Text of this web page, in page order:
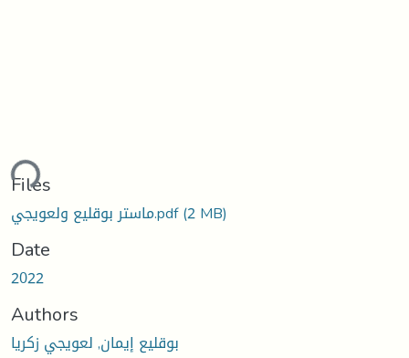
Files
ماستر بوقليع ولعويجي.pdf(2 MB)
Date
2022
Authors
بوقليع إيمان, لعويجي زكريا